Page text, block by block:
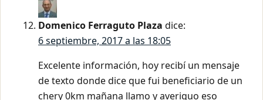
Domenico Ferraguto Plaza dice:
6 septiembre, 2017 a las 18:05
Excelente información, hoy recibí un mensaje
de texto donde dice que fui beneficiario de un
chery 0km mañana llamo y averiguo eso